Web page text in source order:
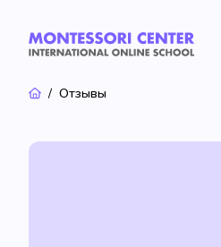
Отзывы